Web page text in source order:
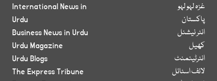
غزہ لہو لہو
پاکستان
انٹر نیشنل
کھیل
انٹرٹینمنٹ
لائف اسٹائل
International News in
Urdu
Business News in Urdu
Urdu Magazine
Urdu Blogs
The Express Tribune